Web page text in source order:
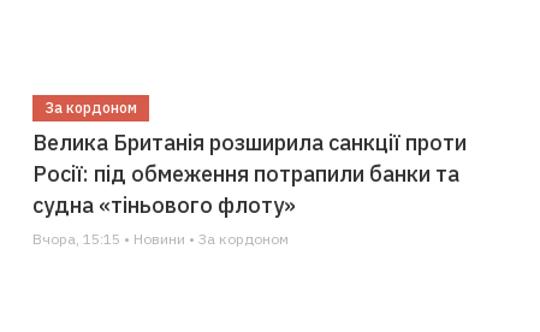
За кордоном
Велика Британія розширила санкції проти
Росії: під обмеження потрапили банки та
судна «тіньового флоту»
Вчора, 15:15 • Новини • За кордоном